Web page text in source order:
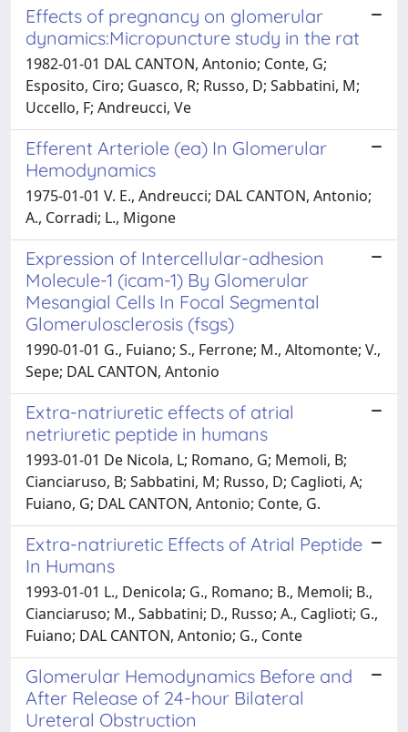
Effects of pregnancy on glomerular
dynamics:Micropuncture study in the rat
1982-01-01 DAL CANTON, Antonio; Conte, G;
Esposito, Ciro; Guasco, R; Russo, D; Sabbatini, M;
Uccello, F; Andreucci, Ve
Efferent Arteriole (ea) In Glomerular
Hemodynamics
1975-01-01 V. E., Andreucci; DAL CANTON, Antonio;
A., Corradi; L., Migone
Expression of Intercellular-adhesion
Molecule-1 (icam-1) By Glomerular
Mesangial Cells In Focal Segmental
Glomerulosclerosis (fsgs)
1990-01-01 G., Fuiano; S., Ferrone; M., Altomonte; V.,
Sepe; DAL CANTON, Antonio
Extra-natriuretic effects of atrial
netriuretic peptide in humans
1993-01-01 De Nicola, L; Romano, G; Memoli, B;
Cianciaruso, B; Sabbatini, M; Russo, D; Caglioti, A;
Fuiano, G; DAL CANTON, Antonio; Conte, G.
Extra-natriuretic Effects of Atrial Peptide
In Humans
1993-01-01 L., Denicola; G., Romano; B., Memoli; B.,
Cianciaruso; M., Sabbatini; D., Russo; A., Caglioti; G.,
Fuiano; DAL CANTON, Antonio; G., Conte
Glomerular Hemodynamics Before and
After Release of 24-hour Bilateral
Ureteral Obstruction